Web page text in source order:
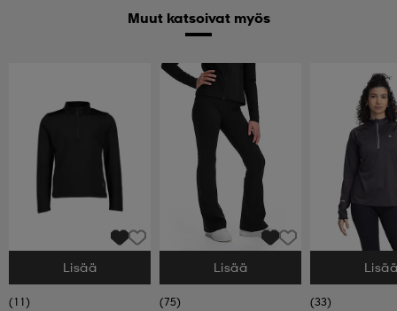
Muut katsoivat myös
Valitse Koko
Lisää
(11)
Valitse Koko
Lisää
(75)
Valitse Koko
(33)